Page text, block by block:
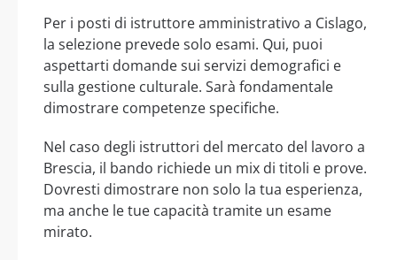
Per i posti di istruttore amministrativo a Cislago,
la selezione prevede solo esami. Qui, puoi
aspettarti domande sui servizi demografici e
sulla gestione culturale. Sarà fondamentale
dimostrare competenze specifiche.
Nel caso degli istruttori del mercato del lavoro a
Brescia, il bando richiede un mix di titoli e prove.
Dovresti dimostrare non solo la tua esperienza,
ma anche le tue capacità tramite un esame
mirato.